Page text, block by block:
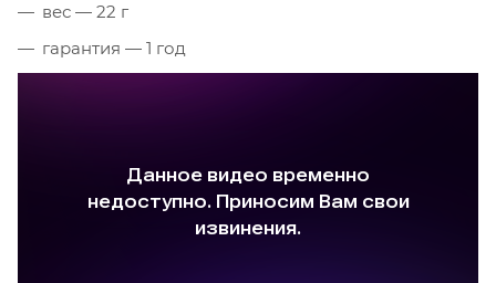
вес — 22 г
гарантия — 1 год